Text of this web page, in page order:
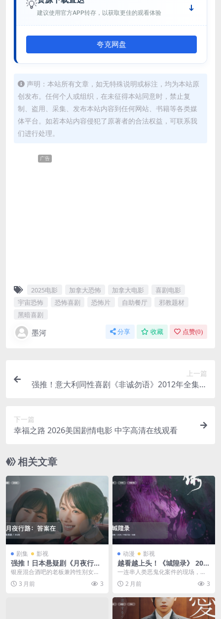
💡
建议使用官方APP转存，以获取更佳的观看体验
夸克网盘
声明：本站所有文章，如无特殊说明或标注，均为本站原
创发布。任何个人或组织，在未征得本站同意时，禁止复
制、盗用、采集、发布本站内容到任何网站、书籍等各类媒
体平台。如若本站内容侵犯了原著者的合法权益，可联系我
们进行处理。
广告
2025电影 加拿大恐怖 加拿大电影
喜剧电影
宇宙恐怖
恐怖喜剧 恐怖片 自助餐厅
邪教题材
黑暗喜剧
墨河 分享 收藏 点赞(0)
上一篇
强推！意大利同性喜剧《非诚勿语》2012年全集资
下一篇
幸福之路 2026美国剧情电影 中字高清在线观看
相关文章
剧集 影视
强推！日本悬疑剧《月夜行
路：答案在名作中》 2026 未
银座混合酒吧的老板兼跨性别女性
野宫露娜（波瑠 饰），以及被婚外
情丈夫和任性的孩子...
3 月前 3
动漫 影视
越看越上头！《城隍录》 202
6 中文字幕 未删减 限时转存
一连串人类恶鬼化案件的现场，都
拍到了与男主长得一模一样的凶
手。女主收到地府方面的...
2 月前 3